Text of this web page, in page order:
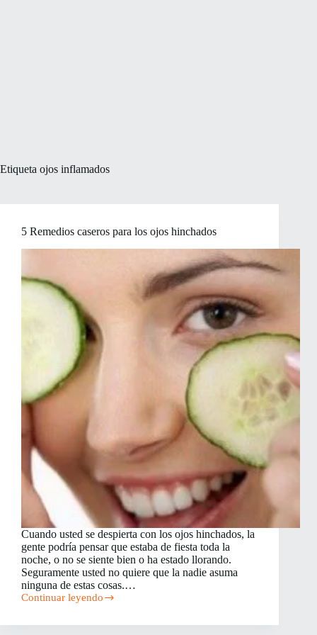
Etiqueta ojos inflamados
5 Remedios caseros para los ojos hinchados
Cuando usted se despierta con los ojos hinchados, la
gente podría pensar que estaba de fiesta toda la
noche, o no se siente bien o ha estado llorando.
Seguramente usted no quiere que la nadie asuma
ninguna de estas cosas.…
Continuar leyendo
5
caseros